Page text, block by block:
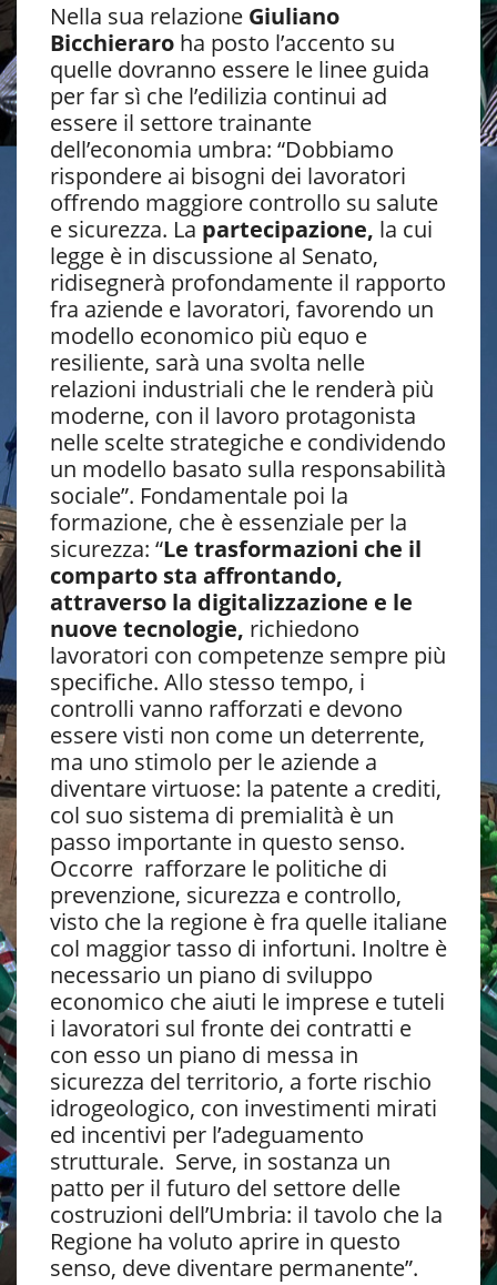
Nella sua relazione Giuliano
Bicchieraro ha posto l’accento su
quelle dovranno essere le linee guida
per far sì che l’edilizia continui ad
essere il settore trainante
dell’economia umbra: “Dobbiamo
rispondere ai bisogni dei lavoratori
offrendo maggiore controllo su salute
e sicurezza. La partecipazione, la cui
legge è in discussione al Senato,
ridisegnerà profondamente il rapporto
fra aziende e lavoratori, favorendo un
modello economico più equo e
resiliente, sarà una svolta nelle
relazioni industriali che le renderà più
moderne, con il lavoro protagonista
nelle scelte strategiche e condividendo
un modello basato sulla responsabilità
sociale”. Fondamentale poi la
formazione, che è essenziale per la
sicurezza: “Le trasformazioni che il
comparto sta affrontando,
attraverso la digitalizzazione e le
nuove tecnologie, richiedono
lavoratori con competenze sempre più
specifiche. Allo stesso tempo, i
controlli vanno rafforzati e devono
essere visti non come un deterrente,
ma uno stimolo per le aziende a
diventare virtuose: la patente a crediti,
col suo sistema di premialità è un
passo importante in questo senso.
Occorre rafforzare le politiche di
prevenzione, sicurezza e controllo,
visto che la regione è fra quelle italiane
col maggior tasso di infortuni. Inoltre è
necessario un piano di sviluppo
economico che aiuti le imprese e tuteli
i lavoratori sul fronte dei contratti e
con esso un piano di messa in
sicurezza del territorio, a forte rischio
idrogeologico, con investimenti mirati
ed incentivi per l’adeguamento
strutturale. Serve, in sostanza un
patto per il futuro del settore delle
costruzioni dell’Umbria: il tavolo che la
Regione ha voluto aprire in questo
senso, deve diventare permanente”.